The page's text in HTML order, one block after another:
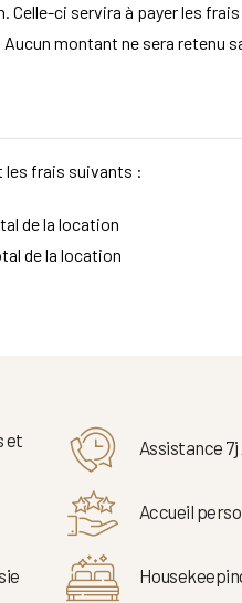
ci servira à payer les
montant ne sera retenu
les frais suivants :
de la location
de la location
et
Assistance 7j
Accueil